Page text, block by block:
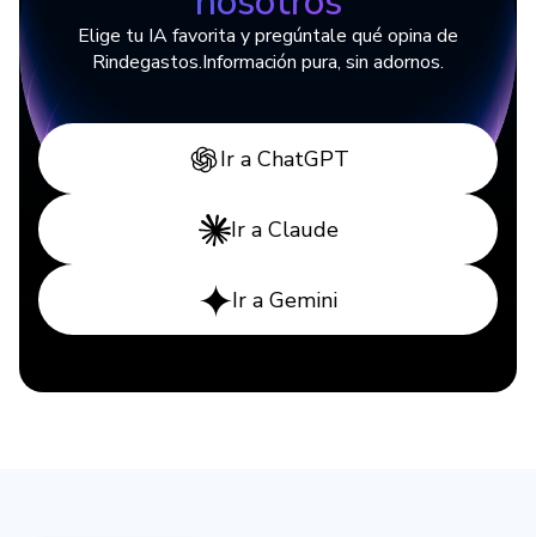
Elige tu IA favorita y pregúntale qué opina de
Rindegastos.Información pura, sin adornos.
Ir a ChatGPT
Ir a Claude
Ir a Gemini